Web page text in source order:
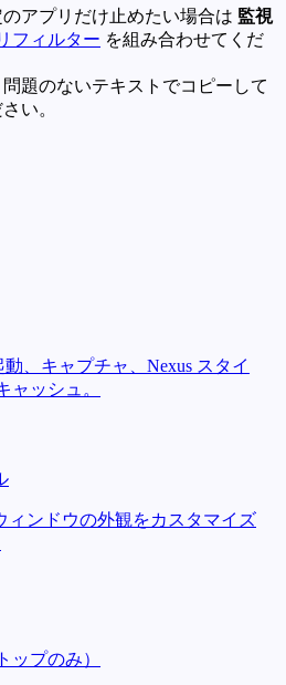
アプリだけ止めたい場合は 監視
フィルター を組み合わせてくだ
題のないテキストでコピーして
い。
、キャプチャ、Nexus スタイ
ャッシュ。
ィンドウの外観をカスタマイズ
ップのみ）